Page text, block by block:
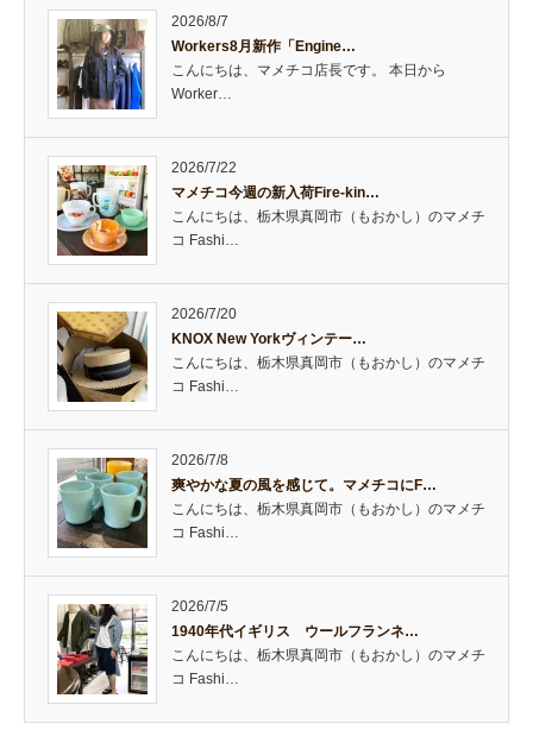
2026/8/7
Workers8月新作「Engine…
こんにちは、マメチコ店長です。 本日から
Worker…
2026/7/22
マメチコ今週の新入荷Fire-kin…
こんにちは、栃木県真岡市（もおかし）のマメチ
コ Fashi…
2026/7/20
KNOX New Yorkヴィンテー…
こんにちは、栃木県真岡市（もおかし）のマメチ
コ Fashi…
2026/7/8
爽やかな夏の風を感じて。マメチコにF…
こんにちは、栃木県真岡市（もおかし）のマメチ
コ Fashi…
2026/7/5
1940年代イギリス ウールフランネ…
こんにちは、栃木県真岡市（もおかし）のマメチ
コ Fashi…